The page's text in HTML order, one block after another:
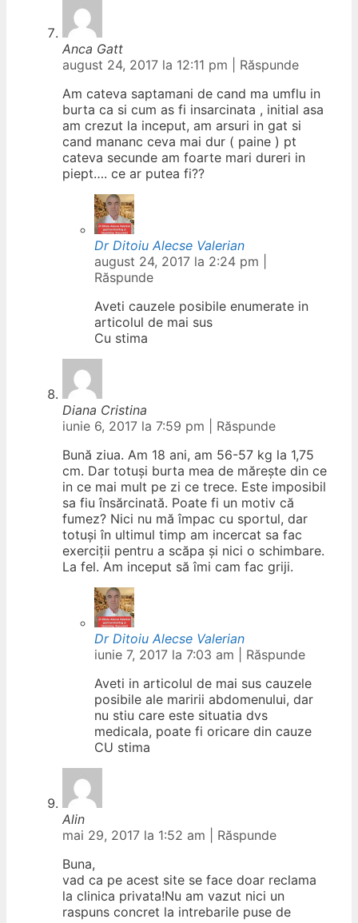
Anca Gatt
august 24, 2017 la 12:11 pm
Răspunde
Am cateva saptamani de cand ma umflu in
burta ca si cum as fi insarcinata , initial asa
am crezut la inceput, am arsuri in gat si
cand mananc ceva mai dur ( paine ) pt
cateva secunde am foarte mari dureri in
piept…. ce ar putea fi??
Dr Ditoiu Alecse Valerian
august 24, 2017 la 2:24 pm
Răspunde
Aveti cauzele posibile enumerate in
articolul de mai sus
Cu stima
Diana Cristina
iunie 6, 2017 la 7:59 pm
Răspunde
Bună ziua. Am 18 ani, am 56-57 kg la 1,75
cm. Dar totuși burta mea de mărește din ce
in ce mai mult pe zi ce trece. Este imposibil
sa fiu însărcinată. Poate fi un motiv că
fumez? Nici nu mă împac cu sportul, dar
totuși în ultimul timp am incercat sa fac
exerciții pentru a scăpa și nici o schimbare.
La fel. Am inceput să îmi cam fac griji.
Dr Ditoiu Alecse Valerian
iunie 7, 2017 la 7:03 am
Răspunde
Aveti in articolul de mai sus cauzele
posibile ale maririi abdomenului, dar
nu stiu care este situatia dvs
medicala, poate fi oricare din cauze
CU stima
Alin
mai 29, 2017 la 1:52 am
Răspunde
Buna,
vad ca pe acest site se face doar reclama
la clinica privata!Nu am vazut nici un
raspuns concret la intrebarile puse de